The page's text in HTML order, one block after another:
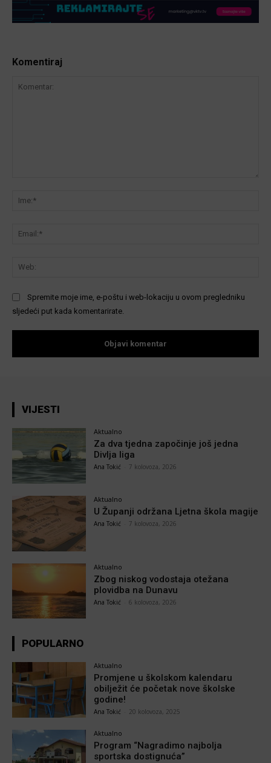
Komentiraj
Spremite moje ime, e-poštu i web-lokaciju u ovom pregledniku
sljedeći put kada komentarirate.
VIJESTI
Aktualno
Za dva tjedna započinje još jedna
Divlja liga
Ana Tokić 7 kolovoza, 2026
Aktualno
U Županji održana Ljetna škola magije
Ana Tokić 7 kolovoza, 2026
Aktualno
Zbog niskog vodostaja otežana
plovidba na Dunavu
Ana Tokić 6 kolovoza, 2026
POPULARNO
Aktualno
Promjene u školskom kalendaru
obilježit će početak nove školske
godine!
Ana Tokić 20 kolovoza, 2025
Aktualno
Program “Nagradimo najbolja
sportska dostignuća”